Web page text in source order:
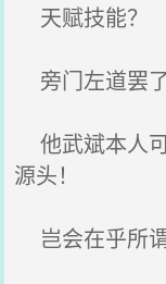
天赋技能？
旁门左道罢了
他武斌本人
源头！
岂会在乎所